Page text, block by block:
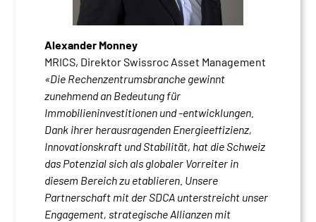
Alexander Monney
MRICS, Direktor Swissroc Asset Management
«Die Rechenzentrumsbranche gewinnt
zunehmend an Bedeutung für
Immobilieninvestitionen und -entwicklungen.
Dank ihrer herausragenden Energieeffizienz,
Innovationskraft und Stabilität, hat die Schweiz
das Potenzial sich als globaler Vorreiter in
diesem Bereich zu etablieren. Unsere
Partnerschaft mit der SDCA unterstreicht unser
Engagement, strategische Allianzen mit